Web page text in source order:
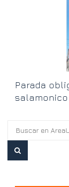
Parada
salamonico